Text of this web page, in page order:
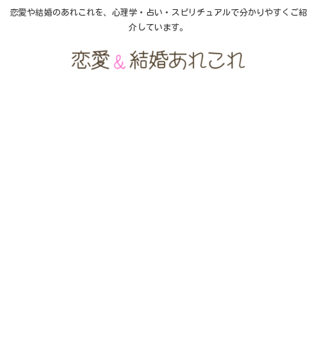
恋愛や結婚のあれこれを、心理学・占い・スピリチュアルで分かりやすくご紹
介しています。